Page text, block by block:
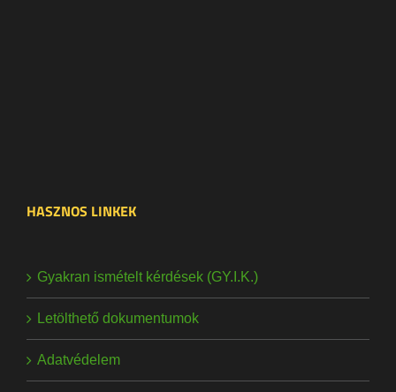
HASZNOS LINKEK
Gyakran ismételt kérdések (GY.I.K.)
Letölthető dokumentumok
Adatvédelem